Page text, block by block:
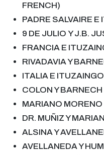
FRENCH)
PADRE SALVAIRE E
9 DE JULIO Y J.B.
FRANCIA E
RIVADAVIA Y
ITALIA E ITUZAINGO
COLON Y BARNECH
MARIANO M
DR. MUÑIZ Y M
ALSINA Y
AVELLANEDA Y